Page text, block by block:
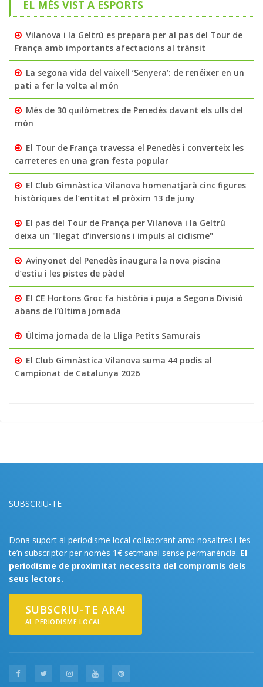
EL MÉS VIST A ESPORTS
Vilanova i la Geltrú es prepara per al pas del Tour de
França amb importants afectacions al trànsit
La segona vida del vaixell ‘Senyera’: de renéixer en un
pati a fer la volta al món
Més de 30 quilòmetres de Penedès davant els ulls del
món
El Tour de França travessa el Penedès i converteix les
carreteres en una gran festa popular
El Club Gimnàstica Vilanova homenatjarà cinc figures
històriques de l’entitat el pròxim 13 de juny
El pas del Tour de França per Vilanova i la Geltrú
deixa un "llegat d’inversions i impuls al ciclisme"
Avinyonet del Penedès inaugura la nova piscina
d’estiu i les pistes de pàdel
El CE Hortons Groc fa història i puja a Segona Divisió
abans de l’última jornada
Última jornada de la Lliga Petits Samurais
El Club Gimnàstica Vilanova suma 44 podis al
Campionat de Catalunya 2026
SUBSCRIU-TE
Dona suport al periodisme local col·laborant amb nosaltres i fes-
te’n subscriptor per només 1€ setmanal sense permanència. El
periodisme de proximitat necessita del compromís dels
seus lectors.
SUBSCRIU-TE ARA!
AL PERIODISME LOCAL